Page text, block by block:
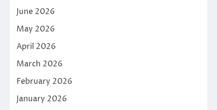
June 2026
May 2026
April 2026
March 2026
February 2026
January 2026